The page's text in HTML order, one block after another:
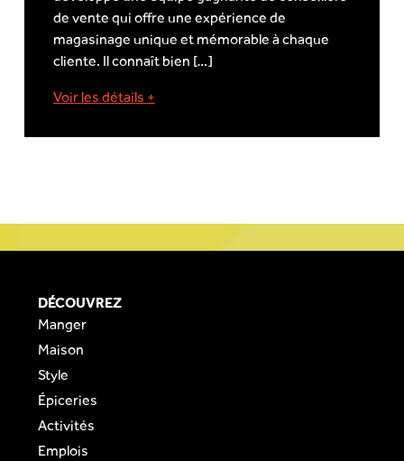
de vente qui offre une expérience de
magasinage unique et mémorable à chaque
cliente. Il connaît bien […]
Voir les détails +
DÉCOUVREZ
Manger
Maison
Style
Épiceries
Activités
Emplois